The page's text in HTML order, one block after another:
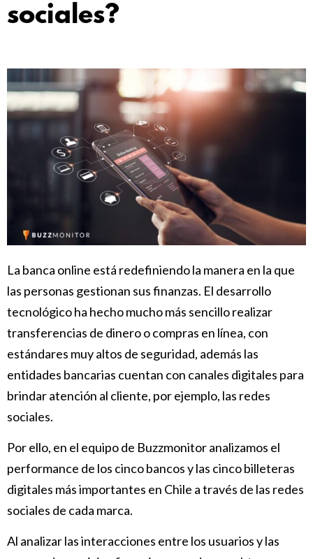
sociales?
La banca online está redefiniendo la manera en la que
las personas gestionan sus finanzas. El desarrollo
tecnológico ha hecho mucho más sencillo realizar
transferencias de dinero o compras en línea, con
estándares muy altos de seguridad, además las
entidades bancarias cuentan con canales digitales para
brindar atención al cliente, por ejemplo, las redes
sociales.
Por ello, en el equipo de Buzzmonitor analizamos el
performance de los cinco bancos y las cinco billeteras
digitales más importantes en Chile a través de las redes
sociales de cada marca.
Al analizar las interacciones entre los usuarios y las